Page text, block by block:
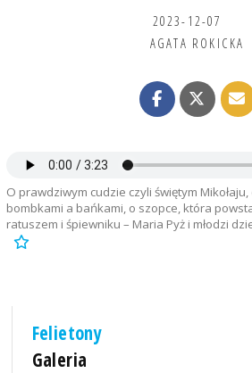
2023-12-07
AGATA ROKICKA
O prawdziwym cudzie czyli świętym
bombkami a bańkami, o szopce, która
ratuszem i śpiewniku – Maria Pyż i młodzi
Felietony
Galeria